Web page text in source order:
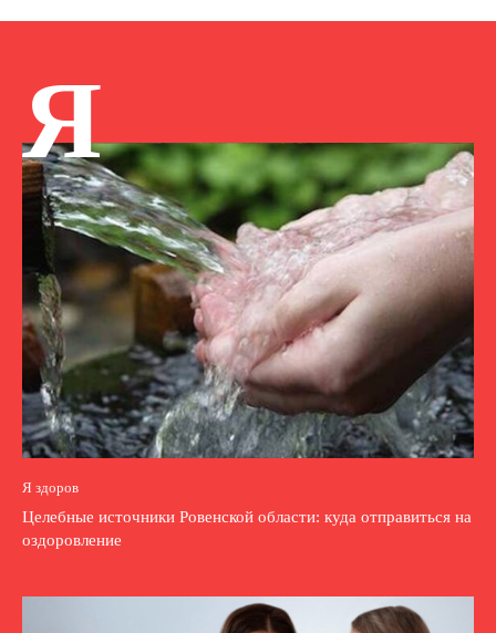
Я
Я здоров
Целебные источники Ровенской области: куда отправиться на
оздоровление